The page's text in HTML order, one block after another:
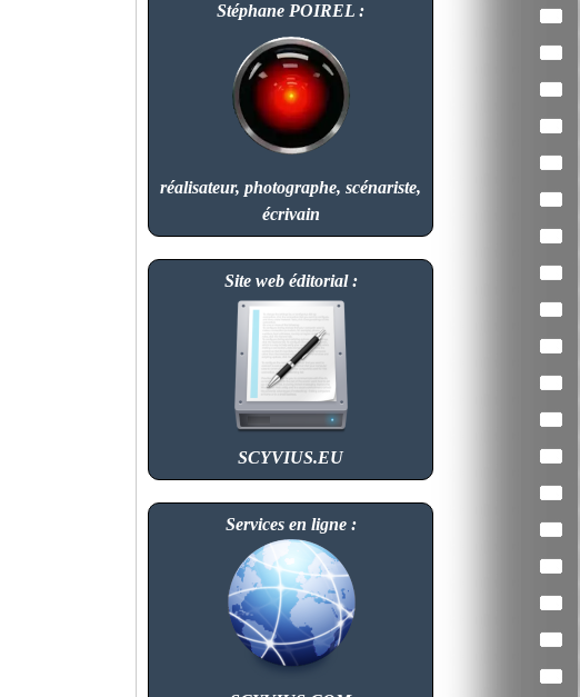
Stéphane POIREL :
réalisateur, photographe, scénariste,
écrivain
Site web éditorial :
SCYVIUS.EU
Services en ligne :